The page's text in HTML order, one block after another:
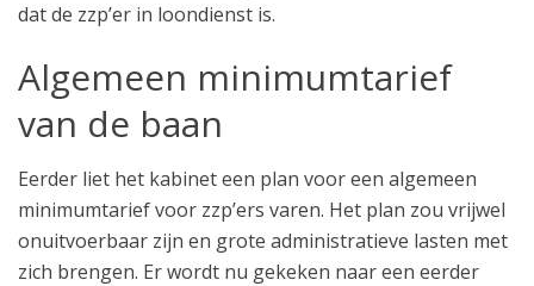
dat de zzp’er in loondienst is.
Algemeen minimumtarief
van de baan
Eerder liet het kabinet een plan voor een algemeen
minimumtarief voor zzp’ers varen. Het plan zou vrijwel
onuitvoerbaar zijn en grote administratieve lasten met
zich brengen. Er wordt nu gekeken naar een eerder